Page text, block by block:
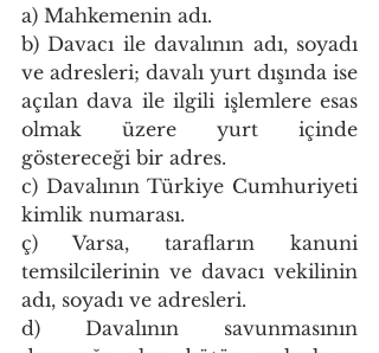
a) Mahkemenin adı.
b) Davacı ile davalının adı, soyadı
ve adresleri; davalı yurt dışında ise
açılan dava ile ilgili işlemlere esas
olmak üzere yurt içinde
göstereceği bir adres.
c) Davalının Türkiye Cumhuriyeti
kimlik numarası.
ç) Varsa, tarafların kanuni
temsilcilerinin ve davacı vekilinin
adı, soyadı ve adresleri.
d) Davalının savunmasının